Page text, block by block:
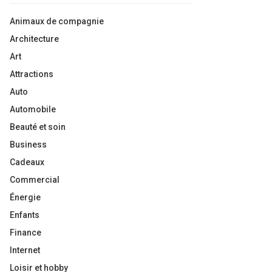
Animaux de compagnie
Architecture
Art
Attractions
Auto
Automobile
Beauté et soin
Business
Cadeaux
Commercial
Énergie
Enfants
Finance
Internet
Loisir et hobby